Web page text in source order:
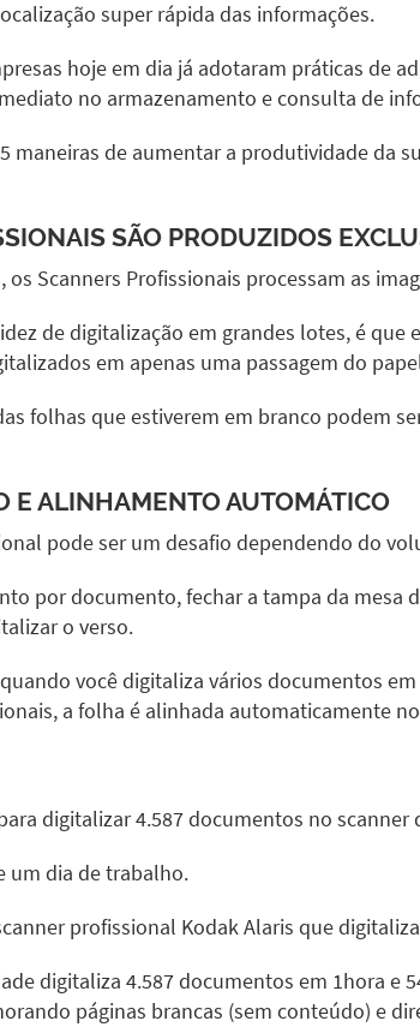
super rápida das informações.
hoje em dia já adotaram práticas de
no armazenamento e consulta de
maneiras de aumentar a produtividade da
SÃO PRODUZIDOS
os Scanners Profissionais processam as
de digitalização em grandes lotes, é
em apenas uma passagem do
folhas que estiverem em branco podem
E ALINHAMENTO AUTOMÁTICO
pode ser um desafio dependendo do
por documento, fechar a tampa da
o verso.
você digitaliza vários documentos
a folha é alinhada automaticamente
digitalizar 4.587 documentos no
um dia de trabalho.
profissional Kodak Alaris que
digitaliza 4.587 documentos em 1hora e
páginas brancas (sem conteúdo) e